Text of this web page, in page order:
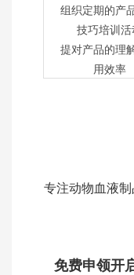
组织定期的产
技巧培训活
提对产品的理
用效率
专注动物血液